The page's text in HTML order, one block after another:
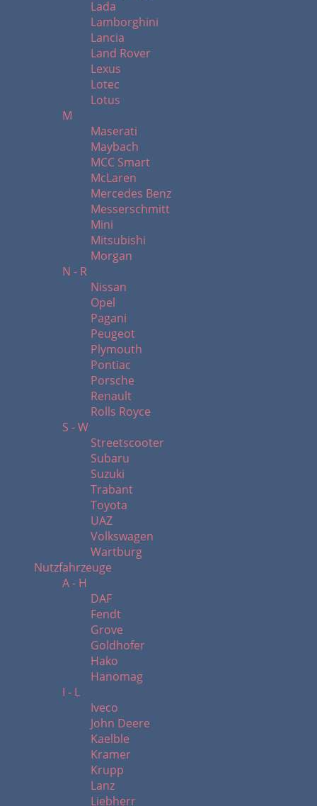
Lada
Lamborghini
Lancia
Land Rover
Lexus
Lotec
Lotus
M
Maserati
Maybach
MCC Smart
McLaren
Mercedes Benz
Messerschmitt
Mini
Mitsubishi
Morgan
N - R
Nissan
Opel
Pagani
Peugeot
Plymouth
Pontiac
Porsche
Renault
Rolls Royce
S - W
Streetscooter
Subaru
Suzuki
Trabant
Toyota
UAZ
Volkswagen
Wartburg
Nutzfahrzeuge
A - H
DAF
Fendt
Grove
Goldhofer
Hako
Hanomag
I - L
Iveco
John Deere
Kaelble
Kramer
Krupp
Lanz
Liebherr